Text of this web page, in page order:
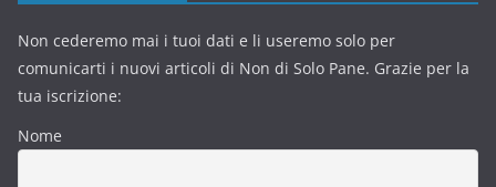
Non cederemo mai i tuoi dati e li useremo solo per
comunicarti i nuovi articoli di Non di Solo Pane. Grazie per la
tua iscrizione:
Nome